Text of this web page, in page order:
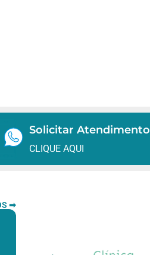
Solicitar Atendimento
CLIQUE AQUI
➡